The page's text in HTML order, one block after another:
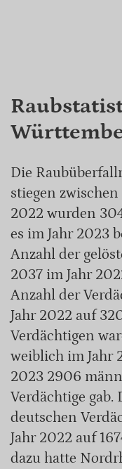
Die
stiegen
2022 wurden
es im Jahr 2023
Anzahl der
2037 im Jahr
Anzahl der
Jahr 2022 auf
Verdächtigen
weiblich im Jahr
2023 2906
Verdächtige
deutschen
Jahr 2022 auf
dazu hatte